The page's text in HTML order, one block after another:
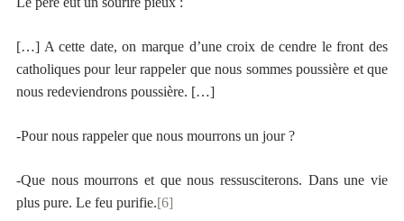
[…] A cette date, on marque d’une croix de cendre le front des
catholiques pour leur rappeler que nous sommes poussière et que
nous redeviendrons poussière. […]
-Pour nous rappeler que nous mourrons un jour ?
-Que nous mourrons et que nous ressusciterons. Dans une vie
plus pure. Le feu purifie.[6]